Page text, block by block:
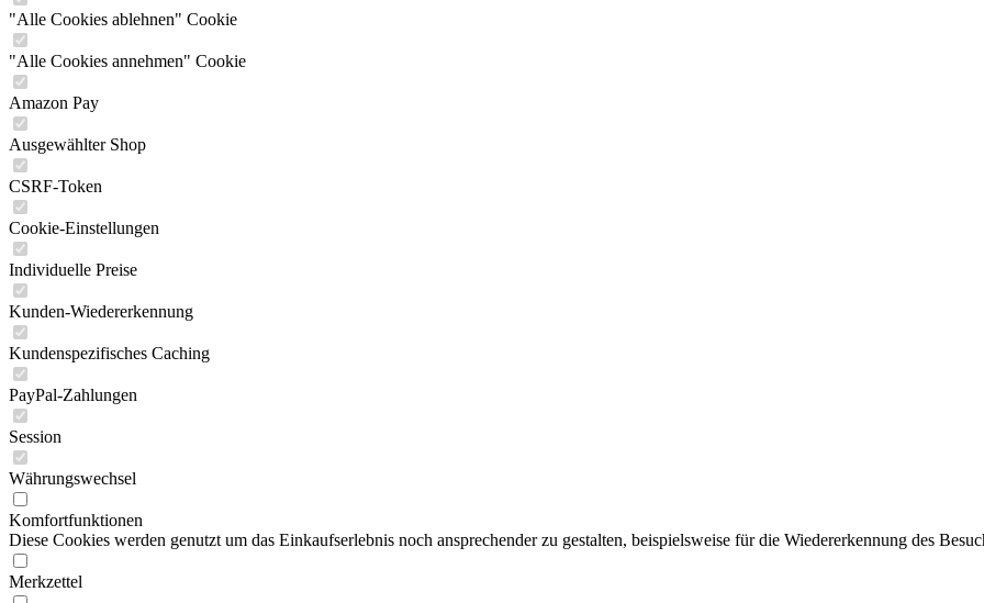
"Alle Cookies ablehnen" Cookie
"Alle Cookies annehmen" Cookie
Amazon Pay
Ausgewählter Shop
CSRF-Token
Cookie-Einstellungen
Individuelle Preise
Kunden-Wiedererkennung
Kundenspezifisches Caching
PayPal-Zahlungen
Session
Währungswechsel
Komfortfunktionen
Diese Cookies werden genutzt um das Einkaufserlebnis noch ansprechender zu gestalten, beispielsweise für die Wiedererkennung des
Merkzettel